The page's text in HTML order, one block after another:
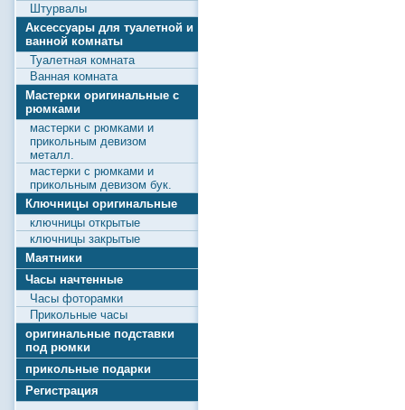
Штурвалы
Аксессуары для туалетной и
ванной комнаты
Туалетная комната
Ванная комната
Мастерки оригинальные с
рюмками
мастерки с рюмками и
прикольным девизом
металл.
мастерки с рюмками и
прикольным девизом бук.
Ключницы оригинальные
ключницы открытые
ключницы закрытые
Маятники
Часы начтенные
Часы фоторамки
Прикольные часы
оригинальные подставки
под рюмки
прикольные подарки
Регистрация